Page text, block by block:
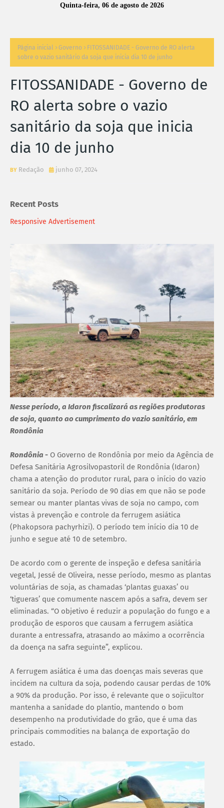
Quinta-feira, 06 de agosto de 2026
Página inicial Governo
FITOSSANIDADE - Governo de RO alerta
sobre o vazio sanitário da soja que inicia dia 10 de junho
FITOSSANIDADE - Governo de
RO alerta sobre o vazio
sanitário da soja que inicia
dia 10 de junho
Redação junho 07, 2024
Recent Posts
Responsive Advertisement
Nesse período, a Idaron fiscalizará as regiões produtoras
de soja, quanto ao cumprimento do vazio sanitário, em
Rondônia
Rondônia - O Governo de Rondônia por meio da Agência de
Defesa Sanitária Agrosilvopastoril de Rondônia (Idaron)
chama a atenção do produtor rural, para o início do vazio
sanitário da soja. Período de 90 dias em que não se pode
semear ou manter plantas vivas de soja no campo, com
vistas à prevenção e controle da ferrugem asiática
(Phakopsora pachyrhizi). O período tem início dia 10 de
junho e segue até 10 de setembro.
De acordo com o gerente de inspeção e defesa sanitária
vegetal, Jessé de Oliveira, nesse período, mesmo as plantas
voluntárias de soja, as chamadas ‘plantas guaxas’ ou
‘tigueras’ que comumente nascem após a safra, devem ser
eliminadas. “O objetivo é reduzir a população do fungo e a
produção de esporos que causam a ferrugem asiática
durante a entressafra, atrasando ao máximo a ocorrência
da doença na safra seguinte”, explicou.
A ferrugem asiática é uma das doenças mais severas que
incidem na cultura da soja, podendo causar perdas de 10%
a 90% da produção. Por isso, é relevante que o sojicultor
mantenha a sanidade do plantio, mantendo o bom
desempenho na produtividade do grão, que é uma das
principais commodities na balança de exportação do
estado.